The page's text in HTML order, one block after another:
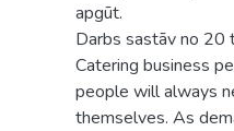
apgūt.
Darbs sastāv no 20
Catering business
people will always
themselves. As